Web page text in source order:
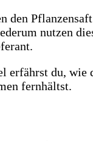
den
nutzen
erfährst du, wie
fernhältst.